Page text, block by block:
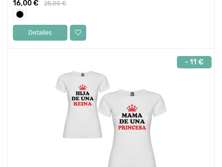
16,00 € 25,00 €
Detalles
- 11 €